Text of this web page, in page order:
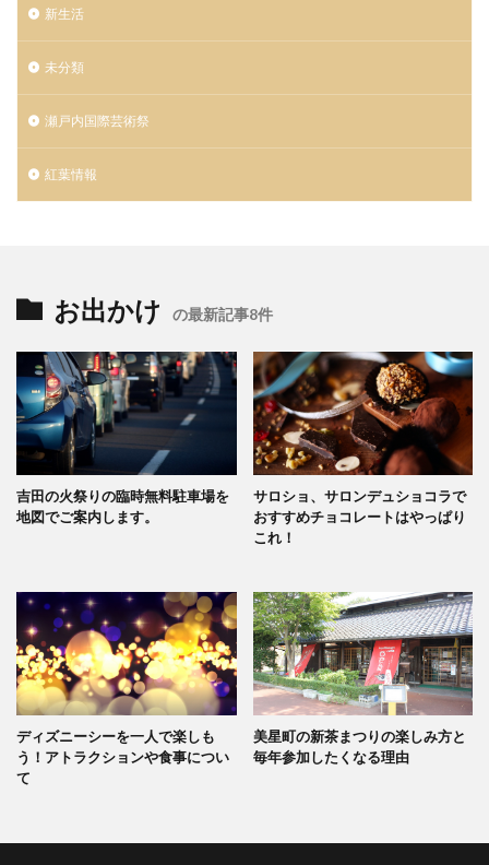
新生活
未分類
瀬戸内国際芸術祭
紅葉情報
お出かけ の最新記事8件
吉田の火祭りの臨時無料駐車場を
地図でご案内します。
サロショ、サロンデュショコラで
おすすめチョコレートはやっぱり
これ！
ディズニーシーを一人で楽しも
う！アトラクションや食事につい
て
美星町の新茶まつりの楽しみ方と
毎年参加したくなる理由